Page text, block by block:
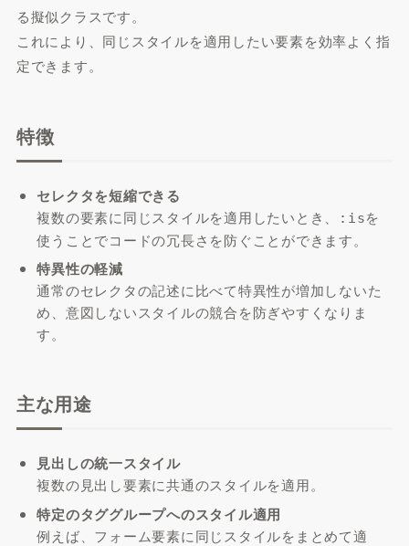
る擬似クラスです。
これにより、同じスタイルを適用したい要素を効率よく指
定できます。
特徴
セレクタを短縮できる
複数の要素に同じスタイルを適用したいとき、 :isを
使うことでコードの冗長さを防ぐことができます。
特異性の軽減
通常のセレクタの記述に比べて特異性が増加しないた
め、意図しないスタイルの競合を防ぎやすくなりま
す。
主な用途
見出しの統一スタイル
複数の見出し要素に共通のスタイルを適用。
特定のタググループへのスタイル適用
例えば、フォーム要素に同じスタイルをまとめて適